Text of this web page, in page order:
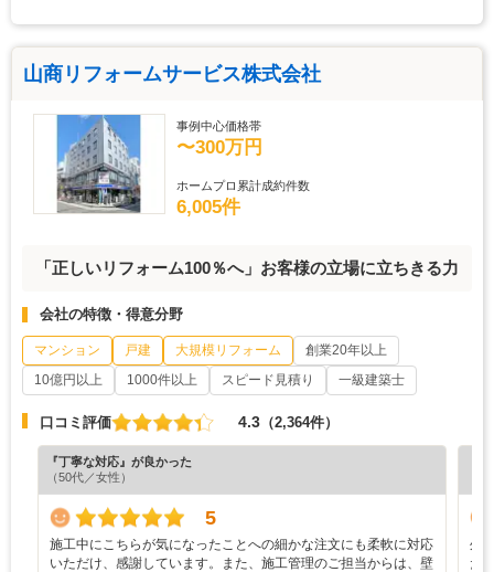
山商リフォームサービス株式会社
事例中心価格帯
〜300万円
ホームプロ累計成約件数
6,005件
「正しいリフォーム100％へ」お客様の立場に立ちきる力
会社の特徴・得意分野
マンション 戸建 大規模リフォーム
創業20年以上
10億円以上
1000件以上 スピード見積り 一級建築士
口コミ評価 4.3 （2,364件）
『丁寧な対応』が良かった
（50代／女性）
5
施工中にこちらが気になったことへの細かな注文にも柔軟に対応
いただけ、感謝しています。また、施工管理のご担当からは、壁
外
た